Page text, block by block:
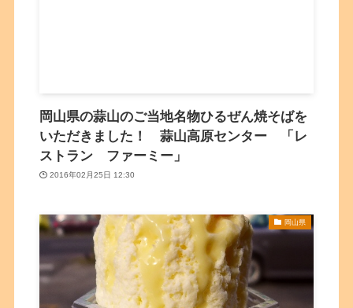
岡山県の蒜山のご当地名物ひるぜん焼そばを
いただきました！ 蒜山高原センター 「レ
ストラン ファーミー」
2016年02月25日 12:30
岡山県